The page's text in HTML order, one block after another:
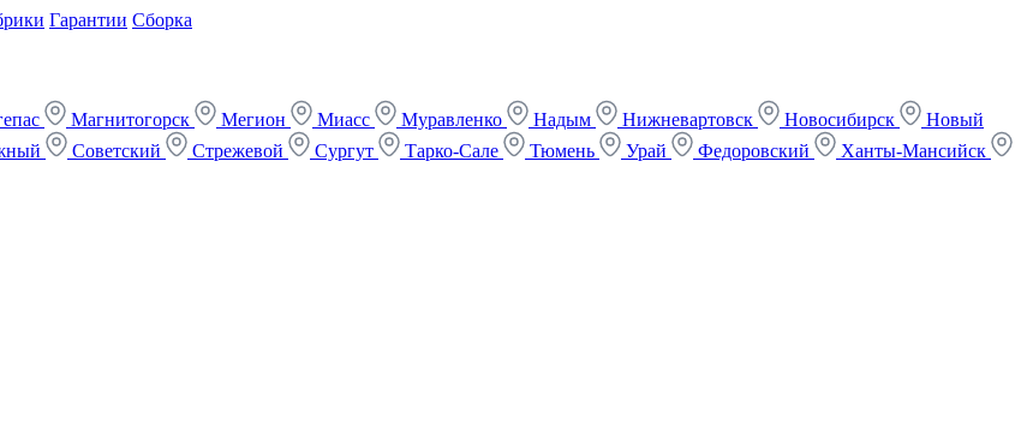
Гарантии Сборка
Магнитогорск Мегион Миасс Муравленко Надым Нижневартовск Новосибирск
Новый
Советский Стрежевой Сургут Тарко-Сале Тюмень Урай Федоровский
Ханты-Мансийск